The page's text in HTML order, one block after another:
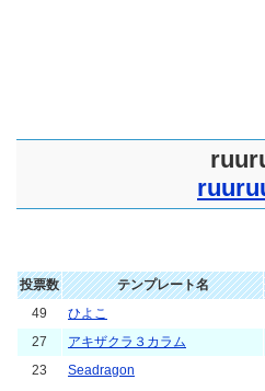
投票数 テンプレート名
49
ひよこ
27
アキザクラ３カラム
23
Seadragon